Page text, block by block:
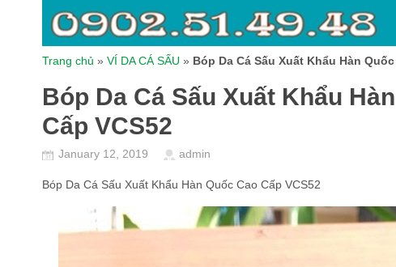
Trang chủ » VÍ DA CÁ SẤU » Bóp Da Cá Sấu Xuất Khẩu Hàn
Bóp Da Cá Sấu Xuất Khẩu
Cấp VCS52
January 12, 2019 admin
Bóp Da Cá Sấu Xuất Khẩu Hàn Quốc Cao Cấp VCS52